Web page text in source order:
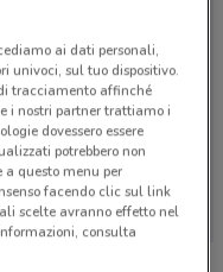
pubblicato
più tardi.
ai dati personali,
univoci, sul tuo dispositivo.
tracciamento affinché
i nostri partner trattiamo i
dovessero essere
potrebbero non
a questo menu per
facendo clic sul link
scelte avranno effetto nel
consulta